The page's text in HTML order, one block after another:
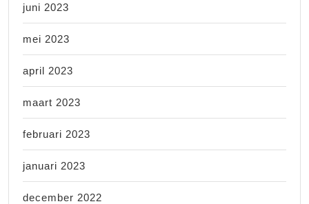
juni 2023
mei 2023
april 2023
maart 2023
februari 2023
januari 2023
december 2022